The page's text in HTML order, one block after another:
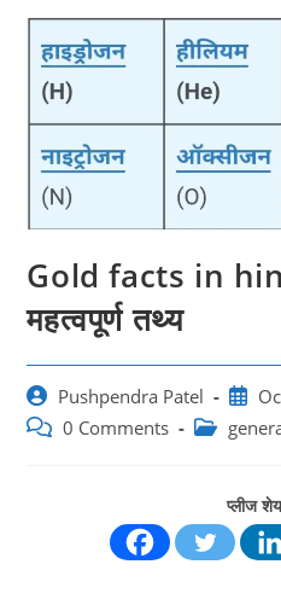
Gold facts in
महत्‍वपूर्ण तथ्‍य
Post
author:
Pushpendra Patel
Post
Post 0 Comments
Post
प्लीज